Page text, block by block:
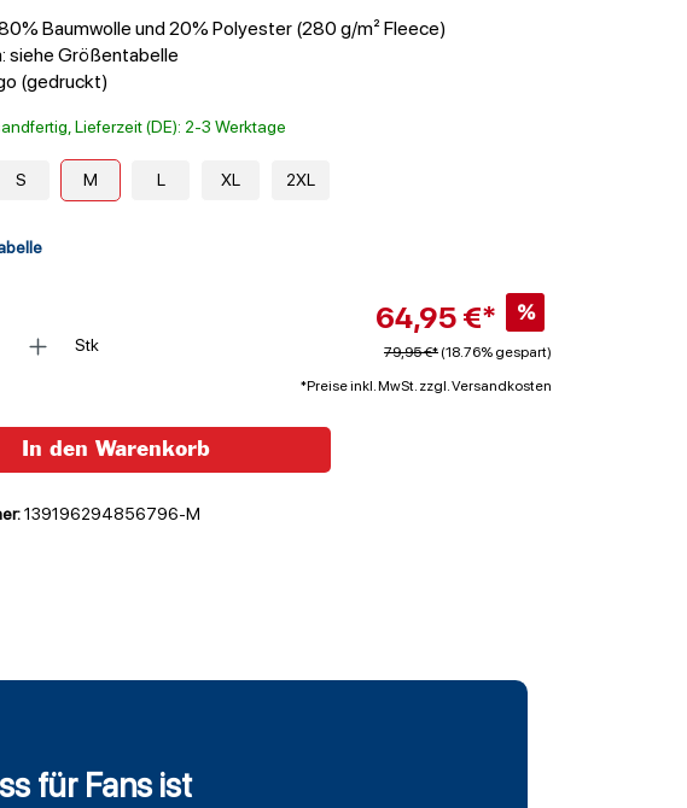
Baumwolle und 20% Polyester (280 g/m² Fleece)
siehe Größentabelle
(gedruckt)
Lieferzeit (DE): 2-3 Werktage
S M L XL 2XL
Stk
64,95 €* %
79,95 €* (18.76% gespart)
*Preise inkl. MwSt. zzgl. Versandkosten
In den Warenkorb
139196294856796-M
für Fans ist